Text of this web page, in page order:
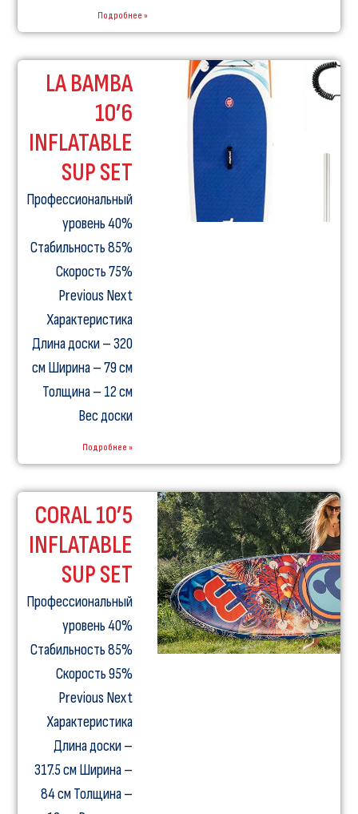
Подробнее »
LA BAMBA
10’6
INFLATABLE
SUP SET
Профессиональный
уровень 40%
Стабильность 85%
Скорость 75%
Previous Next
Характеристика
Длина доски – 320
см Ширина – 79 см
Толщина – 12 см
Вес доски
Подробнее »
CORAL 10’5
INFLATABLE
SUP SET
Профессиональный
уровень 40%
Стабильность 85%
Скорость 95%
Previous Next
Характеристика
Длина доски –
317.5 см Ширина –
84 см Толщина –